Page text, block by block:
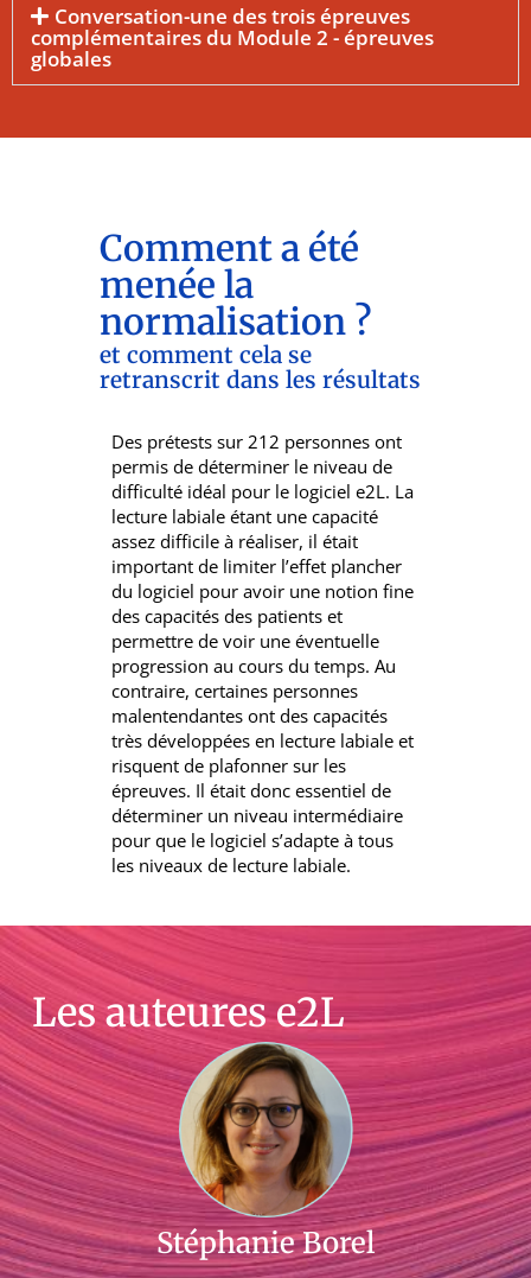
Conversation-une des trois épreuves
complémentaires du Module 2 - épreuves
globales
Comment a été
menée la
normalisation ?
et comment cela se
retranscrit dans les résultats
Des prétests sur 212 personnes ont
permis de déterminer le niveau de
difficulté idéal pour le logiciel e2L. La
lecture labiale étant une capacité
assez difficile à réaliser, il était
important de limiter l’effet plancher
du logiciel pour avoir une notion fine
des capacités des patients et
permettre de voir une éventuelle
progression au cours du temps. Au
contraire, certaines personnes
malentendantes ont des capacités
très développées en lecture labiale et
risquent de plafonner sur les
épreuves. Il était donc essentiel de
déterminer un niveau intermédiaire
pour que le logiciel s’adapte à tous
les niveaux de lecture labiale.
Les auteures e2L
Stéphanie Borel